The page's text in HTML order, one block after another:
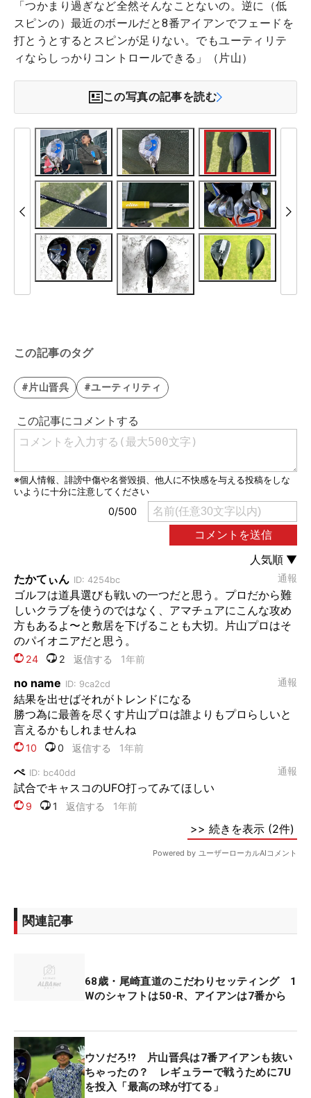
「つかまり過ぎなど全然そんなことないの。逆に（低
スピンの）最近のボールだと8番アイアンでフェードを
打とうとするとスピンが足りない。でもユーティリテ
ィならしっかりコントロールできる」（片山）
この写真の記事を読む
この記事のタグ
#片山晋呉 #ユーティリティ
関連記事
68歳・尾崎直道のこだわりセッティング 1
Wのシャフトは50-R、アイアンは7番から
ウソだろ!? 片山晋呉は7番アイアンも抜い
ちゃったの？ レギュラーで戦うために7U
を投入「最高の球が打てる」